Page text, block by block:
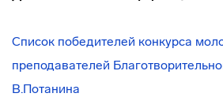
Список победителей конкурса
преподавателей
В.Потанина